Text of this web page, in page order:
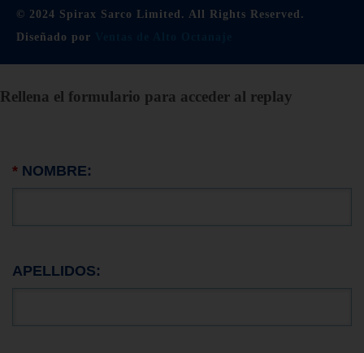
© 2024 Spirax Sarco Limited. All Rights Reserved.
Diseñado por
Rellena el formulario para acceder al replay
* NOMBRE:
APELLIDOS: